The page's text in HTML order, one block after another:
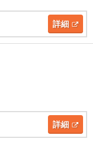
詳細
詳細